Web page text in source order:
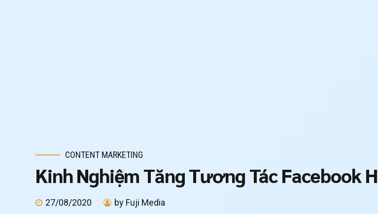
CONTENT MARKETING
Kinh Nghiệm Tăng Tương Tác Facebook
27/08/2020 by Fuji Media